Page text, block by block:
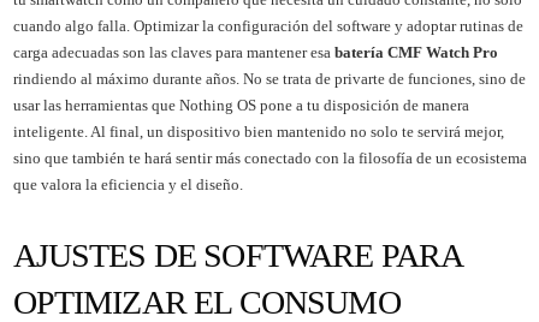
cuando algo falla. Optimizar la configuración del software y adoptar rutinas de
carga adecuadas son las claves para mantener esa batería CMF Watch Pro
rindiendo al máximo durante años. No se trata de privarte de funciones, sino de
usar las herramientas que Nothing OS pone a tu disposición de manera
inteligente. Al final, un dispositivo bien mantenido no solo te servirá mejor,
sino que también te hará sentir más conectado con la filosofía de un ecosistema
que valora la eficiencia y el diseño.
AJUSTES DE SOFTWARE PARA
OPTIMIZAR EL CONSUMO